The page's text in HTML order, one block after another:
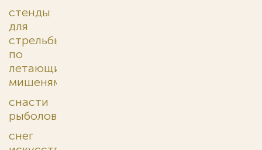
стенды
для
стрельбы
по
летающим
мишеням
снасти
рыболовные
снег